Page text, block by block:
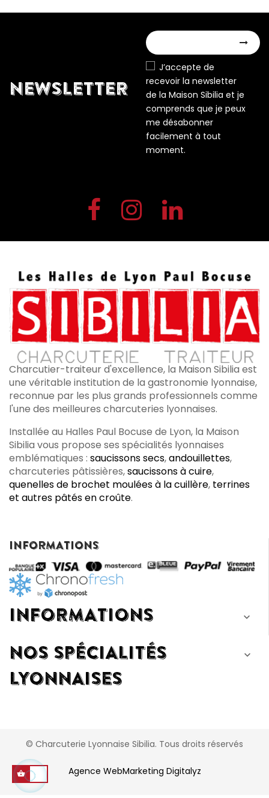
NEWSLETTER
J’accepte de
recevoir la newsletter
de la Maison Sibilia et je
comprends que je peux
me désabonner
facilement à tout
moment.
Charcutier-traiteur d'excellence, la Maison Sibilia est
une véritable institution de la gastronomie lyonnaise,
reconnue par les plus grands professionnels comme
l'une des meilleures charcuteries lyonnaises.
Installée au Halles Paul Bocuse de Lyon, la Maison
Sibilia vous propose ses spécialités lyonnaises
emblématiques : saucissons secs,andouillettes,
charcuteries pâtissières,saucissons à cuire,
quenelles de brochet moulées à la cuillère, terrines
et autres pâtés en croûte.
INFORMATIONS
INFORMATIONS 
NOS SPÉCIALITÉS
LYONNAISES

© Charcuterie Lyonnaise Sibilia. Tous droits réservés
Agence WebMarketing Digitalyz